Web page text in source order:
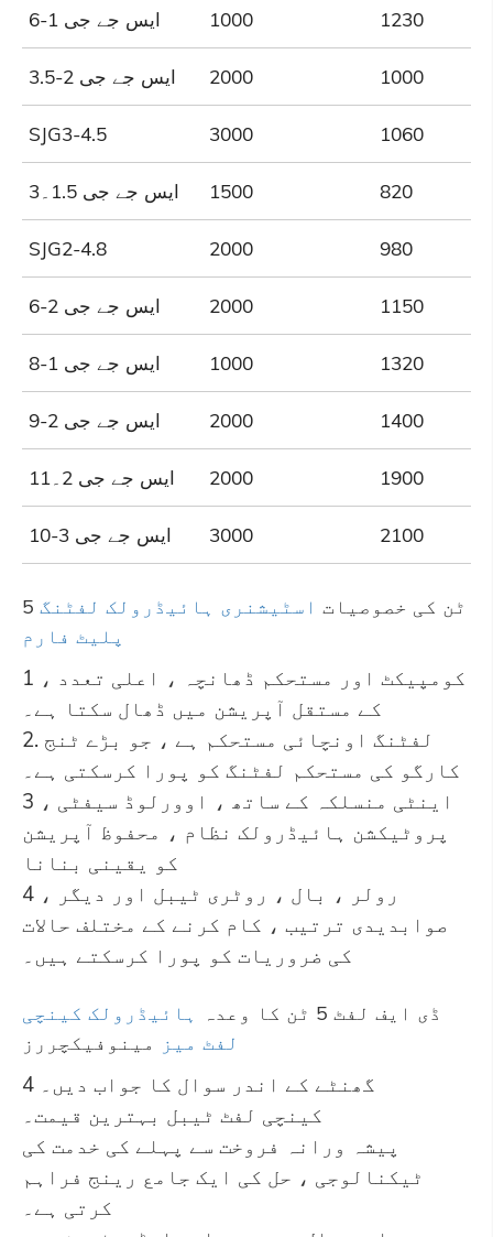
ایس جے جی 1-6 1000 1230
ایس جے جی 2-3.5 2000 1000
SJG3-4.5 3000 1060
ایس جے جی 1.5۔3 1500 820
SJG2-4.8 2000 980
ایس جے جی 2-6 2000 1150
ایس جے جی 1-8 1000 1320
2000 1400
ایس جے جی 2۔11 2000 1900
ایس جے جی 3-10 3000 2100
5 ٹن کی خصوصیات اسٹیشنری ہائیڈرولک لفٹنگ
پلیٹ فارم
1 ، کومپیکٹ اور مستحکم ڈھانچہ ، اعلی تعدد
کے مستقل آپریشن میں ڈھال سکتا ہے۔
2. لفٹنگ اونچائی مستحکم ہے ، جو بڑے ٹنج
کارگو کی مستحکم لفٹنگ کو پورا کرسکتی ہے۔
3 ، اینٹی منسلکہ کے ساتھ ، اوورلوڈ سیفٹی
پروٹیکشن ہائیڈرولک نظام ، محفوظ آپریشن
کو یقینی بنانا
4 ، رولر ، بال ، روٹری ٹیبل اور دیگر
صوابدیدی ترتیب ، کام کرنے کے مختلف حالات
کی ضروریات کو پورا کرسکتے ہیں۔
ڈی ایف لفٹ 5 ٹن کا وعدہ
ہائیڈرولک کینچی
لفٹ میز
مینوفیکچررز
4 گھنٹے کے اندر سوال کا جواب دیں۔
کینچی لفٹ ٹیبل بہترین قیمت۔
پیشہ ورانہ فروخت سے پہلے کی خدمت کی
ٹیکنالوجی ، حل کی ایک جامع رینج فراہم
کرتی ہے۔